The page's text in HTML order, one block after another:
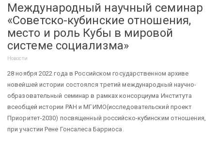
Международный научный семинар
«Советско-кубинские отношения,
место и роль Кубы в мировой
системе социализма»
Новости
28 ноября 2022 года в Российском государственном архиве
новейшей истории состоялся третий международный научно-
образовательный семинар в рамках консорциума Института
всеобщей истории РАН и МГИМО(исследовательский проект
Приоритет-2030) посвященный российско-кубинским отношения,
при участии Рене Гонсалеса Барриоса.